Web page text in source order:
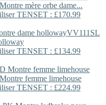
Montre mère orbe dame...
TENSET : £170.99
VV111SL
TENSET : £134.99
Montre femme limehouse
TENSET : £224.99